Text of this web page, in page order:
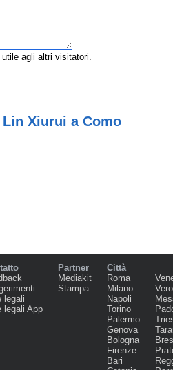
agli altri visitatori.
Xiurui a Como
legali
legali App
Partner
Mediakit
Stampa
Città
Roma
Milano
Napoli
Torino
Palermo
Genova
Bologna
Firenze
Bari